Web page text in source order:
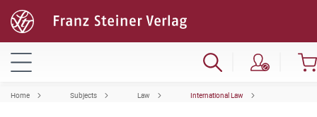
Home Subjects Law International Law